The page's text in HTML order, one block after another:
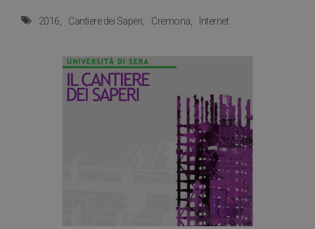
2016 Cantiere dei Saperi Cremona Internet